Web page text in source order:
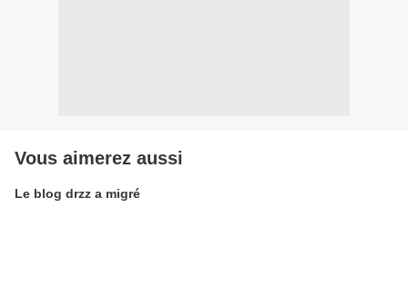
Vous aimerez aussi
Le blog drzz a migré